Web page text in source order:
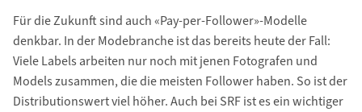
Für die Zukunft sind auch «Pay-per-Follower»-Modelle
denkbar. In der Modebranche ist das bereits heute der Fall:
Viele Labels arbeiten nur noch mit jenen Fotografen und
Models zusammen, die die meisten Follower haben. So ist der
Distributionswert viel höher. Auch bei SRF ist es ein wichtiger